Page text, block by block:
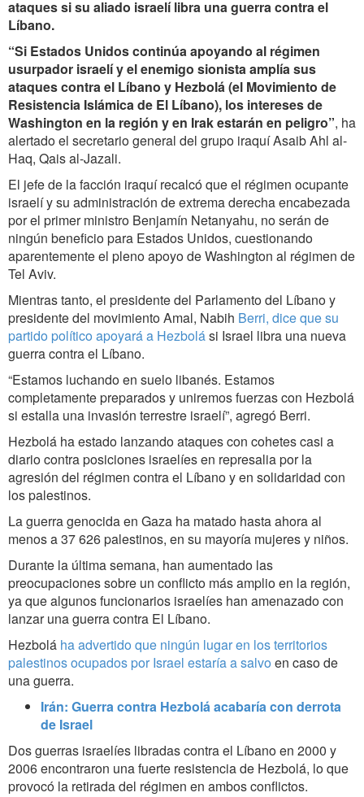
ataques si su aliado israelí libra una guerra contra el
Líbano.
“Si Estados Unidos continúa apoyando al régimen
usurpador israelí y el enemigo sionista amplía sus
ataques contra el Líbano y Hezbolá (el Movimiento de
Resistencia Islámica de El Líbano), los intereses de
Washington en la región y en Irak estarán en peligro”, ha
alertado el secretario general del grupo iraquí Asaib Ahl al-
Haq, Qais al-Jazali.
El jefe de la facción iraquí recalcó que el régimen ocupante
israelí y su administración de extrema derecha encabezada
por el primer ministro Benjamín Netanyahu, no serán de
ningún beneficio para Estados Unidos, cuestionando
aparentemente el pleno apoyo de Washington al régimen de
Tel Aviv.
Mientras tanto, el presidente del Parlamento del Líbano y
presidente del movimiento Amal, Nabih Berri, dice que su
partido político apoyará a Hezbolási Israel libra una nueva
guerra contra el Líbano.
“Estamos luchando en suelo libanés. Estamos
completamente preparados y uniremos fuerzas con Hezbolá
si estalla una invasión terrestre israelí”, agregó Berri.
Hezbolá ha estado lanzando ataques con cohetes casi a
diario contra posiciones israelíes en represalia por la
agresión del régimen contra el Líbano y en solidaridad con
los palestinos.
La guerra genocida en Gaza ha matado hasta ahora al
menos a 37 626 palestinos, en su mayoría mujeres y niños.
Durante la última semana, han aumentado las
preocupaciones sobre un conflicto más amplio en la región,
ya que algunos funcionarios israelíes han amenazado con
lanzar una guerra contra El Líbano.
Hezbolá ha advertido que ningún lugar en los territorios
palestinos ocupados por Israel estaría a salvo en caso de
una guerra.
Irán: Guerra contra Hezbolá acabaría con derrota
de Israel
Dos guerras israelíes libradas contra el Líbano en 2000 y
2006 encontraron una fuerte resistencia de Hezbolá, lo que
provocó la retirada del régimen en ambos conflictos.